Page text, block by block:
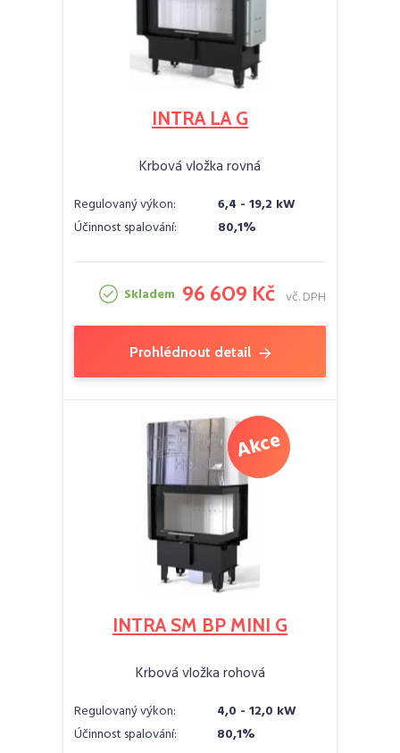
INTRA LA G
Krbová vložka rovná
Regulovaný výkon:
6,4 - 19,2 kW
Účinnost spalování:
80,1%
Skladem 96 609 Kč vč. DPH
Prohlédnout detail
INTRA SM BP MINI G
Krbová vložka rohová
Regulovaný výkon:
4,0 - 12,0 kW
Účinnost spalování:
80,1%